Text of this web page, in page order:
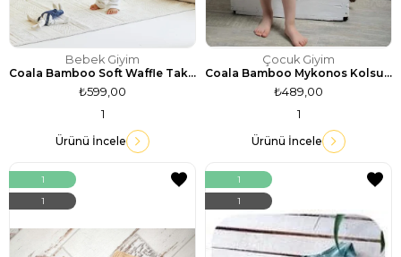
Bebek Giyim
Coala Bamboo Soft Waffle Takım / Ekru
1
₺599,00
Ürünü İncele
Çocuk Giyim
Coala Bamboo Mykonos Kolsuz Gömlek / Ekru
1
₺489,00
Ürünü İncele
1
1
1
1